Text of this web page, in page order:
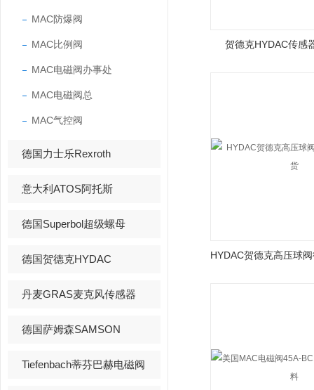
MAC防爆阀
MAC比例阀
MAC电磁阀办事处
MAC电磁阀总
MAC气控阀
德国力士乐Rexroth
意大利ATOS阿托斯
德国Superbol超级螺母
德国贺德克HYDAC
丹麦GRAS麦克风传感器
德国萨姆森SAMSON
Tiefenbach蒂芬巴赫电磁阀
贺德克HYDAC传感